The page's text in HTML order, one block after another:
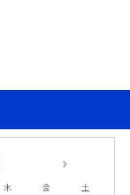
木 金 土